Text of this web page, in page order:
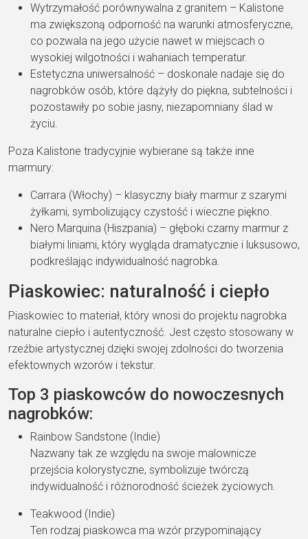
Wytrzymałość porównywalna z granitem – Kalistone
ma zwiększoną odporność na warunki atmosferyczne,
co pozwala na jego użycie nawet w miejscach o
wysokiej wilgotności i wahaniach temperatur.
Estetyczna uniwersalność – doskonale nadaje się do
nagrobków osób, które dążyły do piękna, subtelności i
pozostawiły po sobie jasny, niezapomniany ślad w
życiu.
Poza Kalistone tradycyjnie wybierane są także inne
marmury:
Carrara (Włochy) – klasyczny biały marmur z szarymi
żyłkami, symbolizujący czystość i wieczne piękno.
Nero Marquina (Hiszpania) – głęboki czarny marmur z
białymi liniami, który wygląda dramatycznie i luksusowo,
podkreślając indywidualność nagrobka.
Piaskowiec: naturalność i ciepło
Piaskowiec to materiał, który wnosi do projektu nagrobka
naturalne ciepło i autentyczność. Jest często stosowany w
rzeźbie artystycznej dzięki swojej zdolności do tworzenia
efektownych wzorów i tekstur.
Top 3 piaskowców do nowoczesnych
nagrobków:
Rainbow Sandstone (Indie)
Nazwany tak ze względu na swoje malownicze
przejścia kolorystyczne, symbolizuje twórczą
indywidualność i różnorodność ścieżek życiowych.
Teakwood (Indie)
Ten rodzaj piaskowca ma wzór przypominający